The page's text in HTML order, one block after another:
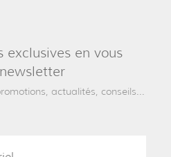
exclusives en vous
actualités, conseils...